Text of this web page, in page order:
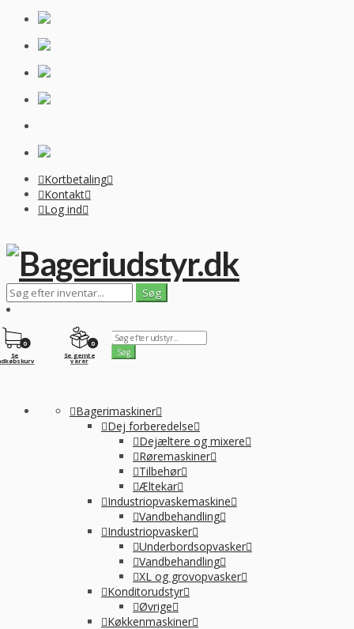
Kortbetaling
Kontakt
Log ind
0
Se gemte
varer
0
Se
Bagerimaskiner
Dej forberedelse
Dejæltere og mixere
Røremaskiner
Tilbehør
Æltekar
Industriopvaskemaskine
Vandbehandling
Industriopvasker
Underbordsopvasker
Vandbehandling
XL og grovopvasker
Konditorudstyr
Øvrige
Køkkenmaskiner